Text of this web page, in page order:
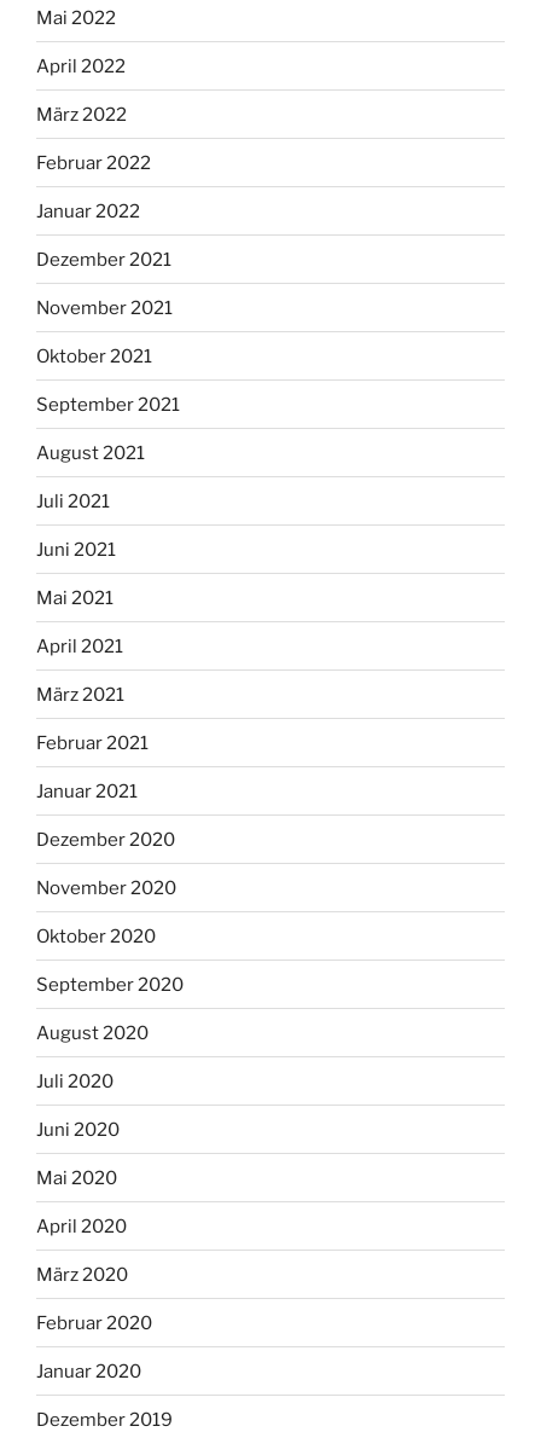
Mai 2022
April 2022
März 2022
Februar 2022
Januar 2022
Dezember 2021
November 2021
Oktober 2021
September 2021
August 2021
Juli 2021
Juni 2021
Mai 2021
April 2021
März 2021
Februar 2021
Januar 2021
Dezember 2020
November 2020
Oktober 2020
September 2020
August 2020
Juli 2020
Juni 2020
Mai 2020
April 2020
März 2020
Februar 2020
Januar 2020
Dezember 2019